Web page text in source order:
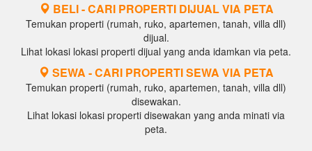
BELI - CARI PROPERTI DIJUAL VIA PETA
Temukan properti (rumah, ruko, apartemen, tanah, villa dll)
dijual.
Lihat lokasi lokasi properti dijual yang anda idamkan via peta.
SEWA - CARI PROPERTI SEWA VIA PETA
Temukan properti (rumah, ruko, apartemen, tanah, villa dll)
disewakan.
Lihat lokasi lokasi properti disewakan yang anda minati via
peta.